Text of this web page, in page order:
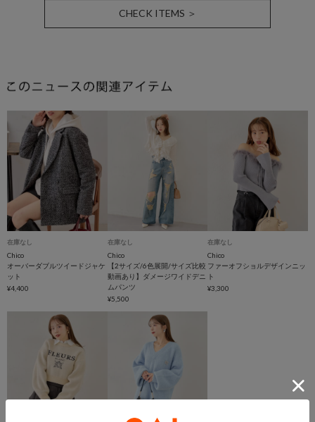
CHECK ITEMS ＞
在庫なし
Chico
オーバーダブルツイードジャケ
ット
¥4,400
在庫なし
Chico
【2サイズ/6色展開/サイズ比較
動画あり】ダメージワイドデニ
ムパンツ
¥5,500
在庫なし
Chico
ファーオフショルデザインニッ
ト
¥3,300